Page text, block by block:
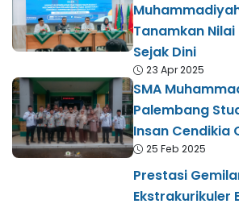
Tanamkan
Sejak Dini
23 Apr 2025
SMA
Palembang
Insan Cendikia
25 Feb 2025
Prestasi
Ekstrakurikuler